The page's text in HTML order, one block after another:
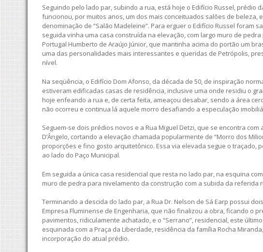
Seguindo pelo lado par, subindo a rua, está hoje o Edifício Russel, prédio
funcionou, por muitos anos, um dos mais conceituados salões de
denominação de “Salão Madeleine”. Para erguer o Edifício Russel foram
seguida vinha uma casa construída na elevação, com largo muro de
Portugal Humberto de Araújo Júnior, que mantinha acima do portão um
uma das personalidades mais interessantes e queridas de Petrópolis,
nível.
Na seqüência, o Edifício Dom Afonso, da década de 50, de inspiração
estiveram edificadas casas de residência, inclusive uma onde residiu o
hoje enfeando a rua e, de certa feita, ameaçou desabar, sendo a área
não ocorreu e continua lá aquele morro desafiando a especulação
Seguem-se dois prédios novos e a Rua Miguel Detzi, que se encontra
D’Ângelo, cortando a elevação chamada popularmente de “Morro dos
proporções e fino gosto arquitetônico. Essa via elevada segue o traçado,
ao lado do Paço Municipal.
Em seguida a única casa residencial que resta no lado par, na esquina
muro de pedra para nivelamento da construção com a subida da referida
Terminando a descida do lado par, a Rua Dr. Nelson de Sá Earp possui
Empresa Fluminense de Engenharia, que não finalizou a obra, ficando o
pavimentos, ridiculamente achatado, e o “Serrano”, residencial, este
esquinada com a Praça da Liberdade, residência da família Rocha
incorporação do atual prédio.